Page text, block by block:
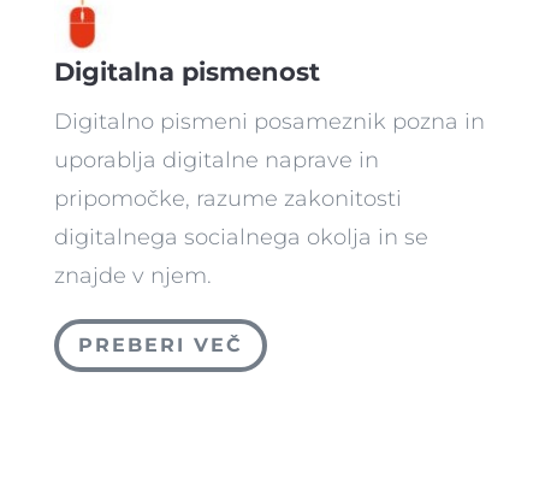
Digitalna pismenost
Digitalno pismeni posameznik pozna in
uporablja digitalne naprave in
pripomočke, razume zakonitosti
digitalnega socialnega okolja in se
znajde v njem.
PREBERI VEČ